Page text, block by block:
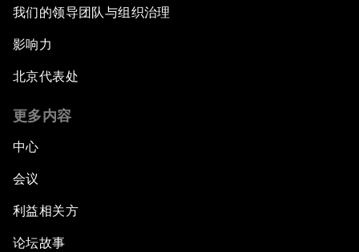
我们的领导团队与组织治理
影响力
北京代表处
更多内容
中心
会议
利益相关方
论坛故事